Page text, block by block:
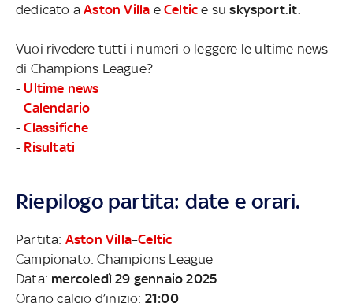
dedicato aAston Villa eCeltic e suskysport.it.
Vuoi rivedere tutti i numeri o leggere le ultime news
di Champions League?
- Ultime news
-Calendario
-Classifiche
- Risultati
Riepilogo partita: date e orari.
Partita: Aston Villa–Celtic
Campionato: Champions League
Data: mercoledì 29 gennaio 2025
Orario calcio d’inizio: 21:00